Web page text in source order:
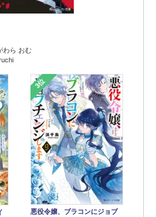
わら おむ
3位
悪役令嬢、ブラコンにジョブ